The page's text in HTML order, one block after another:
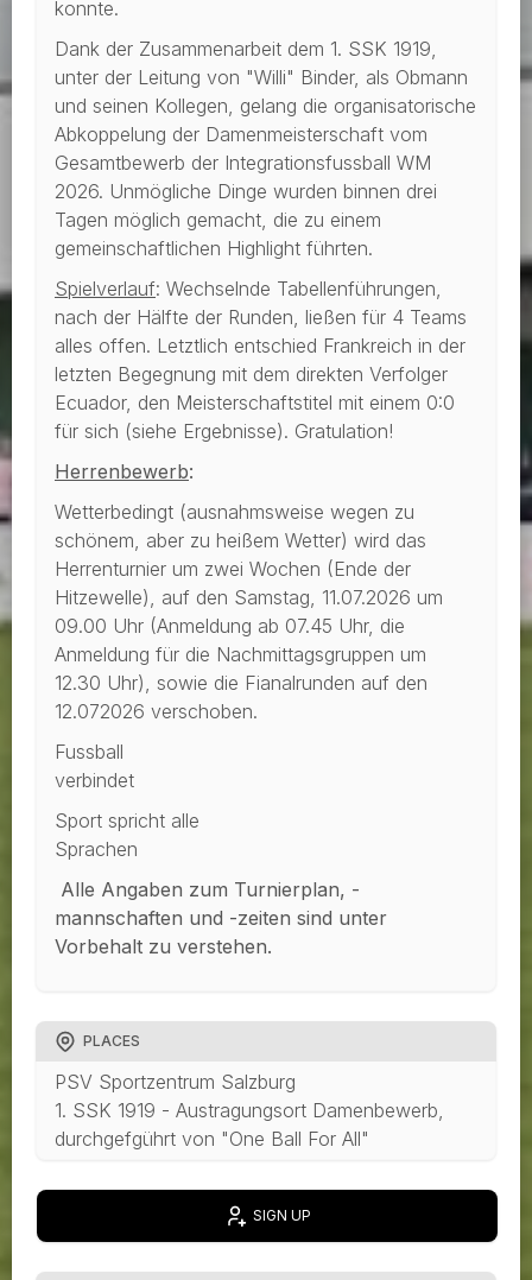
konnte.
Dank der Zusammenarbeit dem 1. SSK 1919,
unter der Leitung von "Willi" Binder, als Obmann
und seinen Kollegen, gelang die organisatorische
Abkoppelung der Damenmeisterschaft vom
Gesamtbewerb der Integrationsfussball WM
2026. Unmögliche Dinge wurden binnen drei
Tagen möglich gemacht, die zu einem
gemeinschaftlichen Highlight führten.
Spielverlauf: Wechselnde Tabellenführungen,
nach der Hälfte der Runden, ließen für 4 Teams
alles offen. Letztlich entschied Frankreich in der
letzten Begegnung mit dem direkten Verfolger
Ecuador, den Meisterschaftstitel mit einem 0:0
für sich (siehe Ergebnisse). Gratulation!
Herrenbewerb:
Wetterbedingt (ausnahmsweise wegen zu
schönem, aber zu heißem Wetter) wird das
Herrenturnier um zwei Wochen (Ende der
Hitzewelle), auf den Samstag, 11.07.2026 um
09.00 Uhr (Anmeldung ab 07.45 Uhr, die
Anmeldung für die Nachmittagsgruppen um
12.30 Uhr), sowie die Fianalrunden auf den
12.072026 verschoben.
Fussball
Sport spricht alle
Alle Angaben zum Turnierplan, -
mannschaften und -zeiten sind unter
Vorbehalt zu verstehen.
PLACES
PSV Sportzentrum Salzburg
1. SSK 1919 - Austragungsort Damenbewerb,
durchgefgührt von "One Ball For All"
SIGN UP